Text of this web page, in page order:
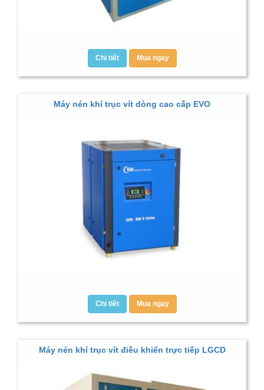
Chi tiết Mua ngay
Máy nén khí trục vít dòng cao cấp EVO
Chi tiết Mua ngay
Máy nén khí trục vít điều khiển trực tiếp LGCD